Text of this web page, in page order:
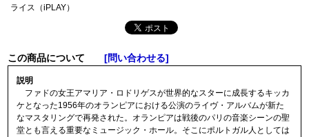
ライス（iPLAY）
この商品について [問い合わせる]
説明
ファドの女王アマリア・ロドリゲスが世界的なスターに成長するキッカ
ケとなった1956年のオランピアにおける公演のライヴ・アルバムが新た
なマスタリングで再発された。オランピアは戦後のパリの音楽シーンの聖
堂とも言える重要なミュージック・ホール。そこにポルトガル人としては